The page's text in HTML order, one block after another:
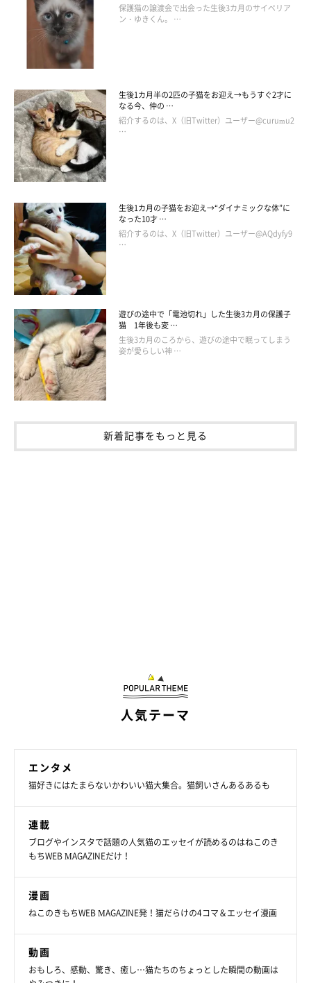
雑誌、書籍、雑貨等幅広いジャンルで活動中。
・ Chromaket（くろまけっと） ：
次回のお話もお楽しみに〜♪
保護猫の譲渡会で出会った生後3カ月のサイベリア
ン・ゆきくん。 …
生後1カ月半の2匹の子猫をお迎え→もうすぐ2才に
なる今、仲の …
紹介するのは、X（旧Twitter）ユーザー@curumu2
…
生後1カ月の子猫をお迎え→“ダイナミックな体”に
なった10才 …
紹介するのは、X（旧Twitter）ユーザー@AQdyfy9
…
遊びの途中で「電池切れ」した生後3カ月の保護子
猫 1年後も変 …
生後3カ月のころから、遊びの途中で眠ってしまう
姿が愛らしい神 …
新着記事をもっと見る
人気テーマ
エンタメ
猫好きにはたまらないかわいい猫大集合。猫飼いさんあるあるも
連載
ブログやインスタで話題の人気猫のエッセイが読めるのはねこのき
もちWEB MAGAZINEだけ！
漫画
ねこのきもちWEB MAGAZINE発！猫だらけの4コマ＆エッセイ漫画
動画
おもしろ、感動、驚き、癒し…猫たちのちょっとした瞬間の動画は